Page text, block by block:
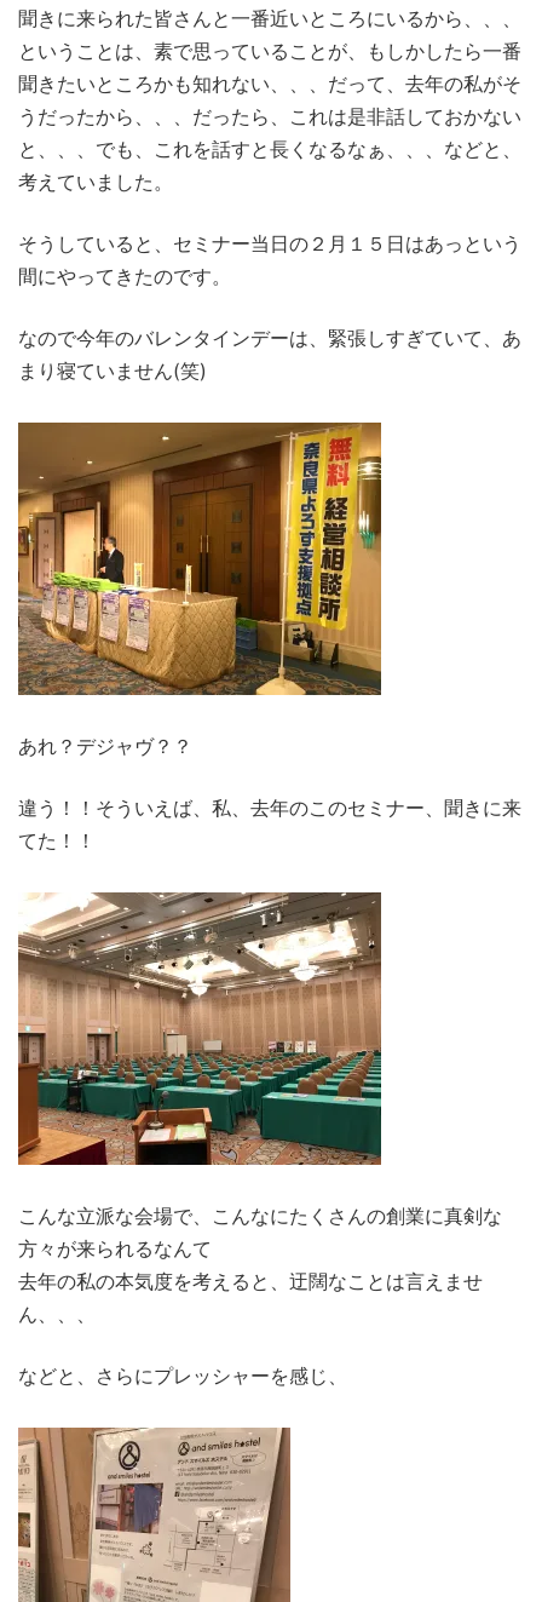
聞きに来られた皆さんと一番近いところにいるから、、、
ということは、素で思っていることが、もしかしたら一番
聞きたいところかも知れない、、、だって、去年の私がそ
うだったから、、、だったら、これは是非話しておかない
と、、、でも、これを話すと長くなるなぁ、、、などと、
考えていました。
そうしていると、セミナー当日の２月１５日はあっという
間にやってきたのです。
なので今年のバレンタインデーは、緊張しすぎていて、あ
まり寝ていません(笑)
あれ？デジャヴ？？
違う！！そういえば、私、去年のこのセミナー、聞きに来
てた！！
こんな立派な会場で、こんなにたくさんの創業に真剣な
方々が来られるなんて
去年の私の本気度を考えると、迂闊なことは言えませ
ん、、、
などと、さらにプレッシャーを感じ、